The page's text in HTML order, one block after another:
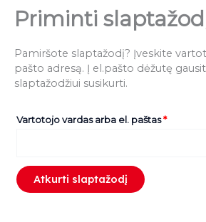
Priminti
Pamiršote slaptažodį? Įveskite
pašto adresą. Į el.pašto dėžutę
slaptažodžiui susikurti.
Vartotojo vardas arba el. paštas*
Atkurti slaptažodį